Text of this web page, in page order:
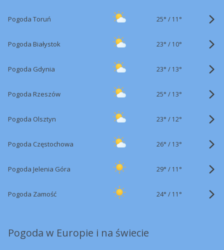
Pogoda Toruń 25° / 11°
Pogoda Białystok 23° / 10°
Pogoda Gdynia 23° / 13°
Pogoda Rzeszów 25° / 13°
Pogoda Olsztyn 23° / 12°
Pogoda Częstochowa 26° / 13°
Pogoda Jelenia Góra 29° / 11°
Pogoda Zamość 24° / 11°
Pogoda w Europie i na świecie